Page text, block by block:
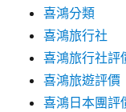
喜鴻分類
喜鴻旅行社
喜鴻旅行社評
喜鴻旅遊評價
喜鴻日本團評